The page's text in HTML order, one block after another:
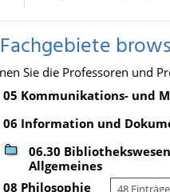
Sie die Professoren und
05 Kommunikations- und
06 Information und
06.30
Allgemeines
08 Philosophie 48 Einträge